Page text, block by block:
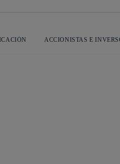
ACCIONISTAS E